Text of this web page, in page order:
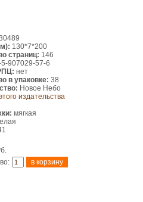
130*7*200
страниц: 146
907029-57-6
нет
в упаковке: 38
Новое Небо
издательства
мягкая